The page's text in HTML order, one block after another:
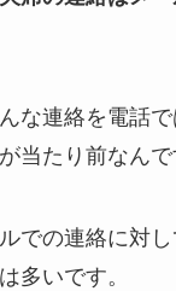
な連絡を電話
当たり前なんで
での連絡に対
多いです。